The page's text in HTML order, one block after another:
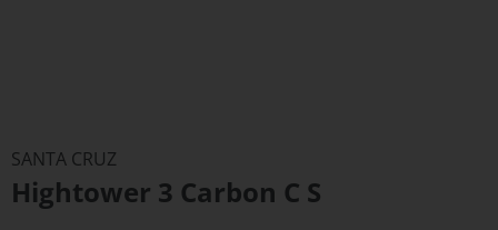
der
Bildergalerie
springen
SANTA CRUZ
Hightower 3 Carbon C S